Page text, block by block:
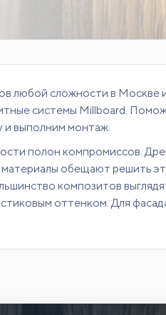
любой сложности в Москве
системы Millboard.
и выполним монтаж.
полон компромиссов.
обещают решить
композитов
оттенком. Для